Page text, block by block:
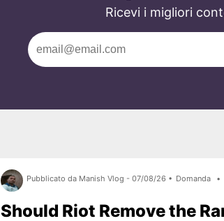
Ricevi i migliori
Pubblicato da Manish Vlog - 07/08/26 • Domanda •
Should Riot Remove the